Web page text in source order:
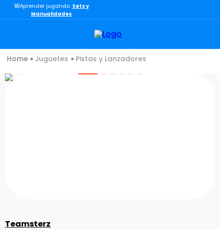
🎒Aprender jugando. Sets y
Manualidades
Juguetes Pistas y Lanzadores
Teamsterz
TÉRMINOS MÁS BUSCADOS
3.
carro
4